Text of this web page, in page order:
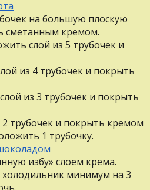
на большую плоскую
сметанным кремом.
слой из 5 трубочек и
из 4 трубочек и покрыть
из 3 трубочек и покрыть
трубочек и покрыть кремом
1 трубочку.
избу» слоем крема.
минимум на 3